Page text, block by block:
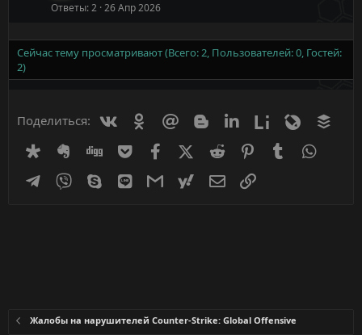
Ответы 2 26 Апр 2026
Сейчас тему просматривают (Всего: 2, Пользователей: 0, Гостей:
2)
Поделиться: ВконтактеОдноклассники
Mail.ru BloggerLinkedinLiveinternet
Livejournal
DiasporaEvernoteDigg GetpocketFacebookX (Twitter)
Reddit PinterestTumblr
Telegram
Viber Skype Line GmailyahoomailЭлектронная почта
Жалобы на нарушителей Counter-Strike: Global Offensive